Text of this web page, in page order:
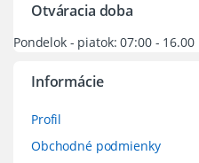
Otváracia doba
Pondelok - piatok: 07:00 - 16.00
Informácie
Profil
Obchodné podmienky